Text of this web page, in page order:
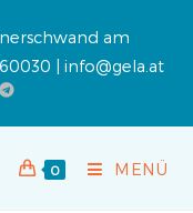
am
| info@gela.at
0 MENÜ